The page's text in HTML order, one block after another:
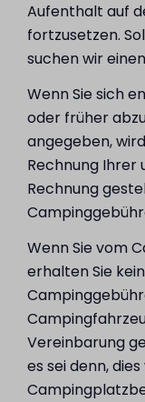
Aufenthalt auf
fortzusetzen.
suchen wir
Wenn Sie sich
oder früher
angegeben,
Rechnung Ihrer
Rechnung
Wenn Sie vom
erhalten Sie
Vereinbarung
es sei denn,